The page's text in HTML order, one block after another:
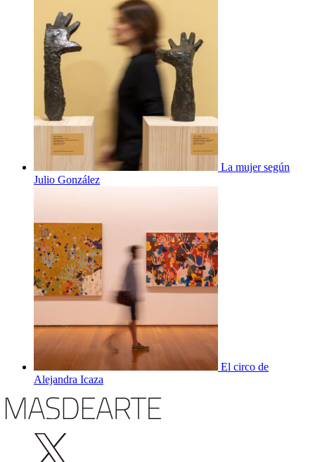
La mujer según
Julio González
El circo de
Alejandra Icaza